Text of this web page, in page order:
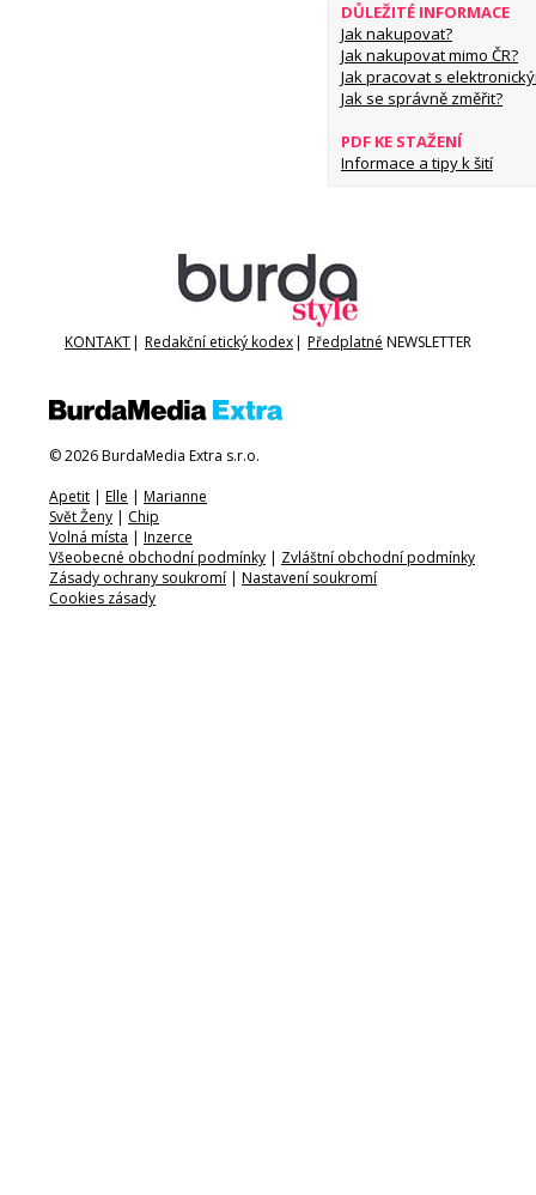
DŮLEŽITÉ INFORMACE
Jak nakupovat?
Jak nakupovat mimo ČR?
Jak pracovat s
Jak se správně změřit?
PDF KE STAŽENÍ
Informace a tipy k šití
KONTAKT| Redakční etický kodex| Předplatné NEWSLETTER
© 2026 BurdaMedia Extra s.r.o.
Apetit | Elle | Marianne
Svět Ženy | Chip
Volná místa | Inzerce
Všeobecné obchodní podmínky | Zvláštní obchodní podmínky
Zásady ochrany soukromí | Nastavení soukromí
Cookies zásady